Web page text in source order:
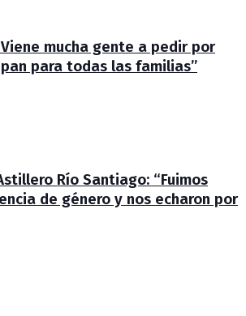
mucha gente a pedir por
para todas las familias”
Río Santiago: “Fuimos
de género y nos echaron por